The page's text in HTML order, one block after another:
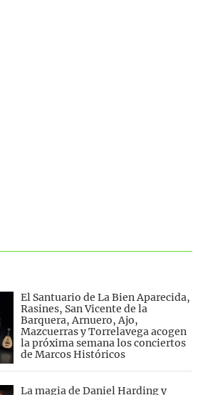
El Santuario de La Bien Aparecida,
Rasines, San Vicente de la
Barquera, Arnuero, Ajo,
Mazcuerras y Torrelavega acogen
la próxima semana los conciertos
de Marcos Históricos
La magia de Daniel Harding y